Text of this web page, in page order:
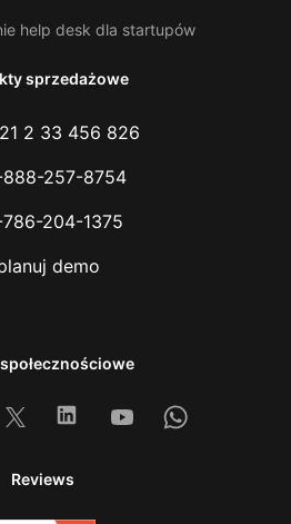
help desk dla startupów
sprzedażowe
2 33 456 826
888-257-8754
786-204-1375
demo
X LinkedinYoutubeWhatsapp
Reviews